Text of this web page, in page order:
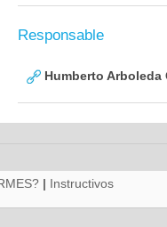
Responsable
Humberto Arboleda
| Instructivos